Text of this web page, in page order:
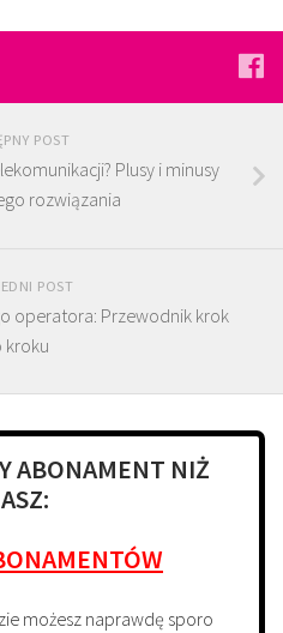
POST
Plusy i minusy
rozwiązania
POST
operatora: Przewodnik krok
kroku
ABONAMENT NIŻ
możesz naprawdę sporo